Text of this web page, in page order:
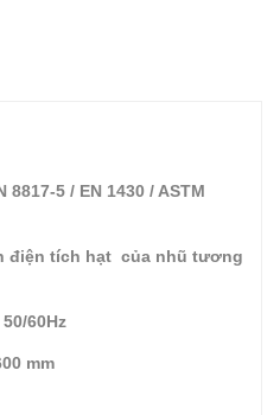
5 / EN 1430 / ASTM
điện tích hạt của nhũ tương
60Hz
mm